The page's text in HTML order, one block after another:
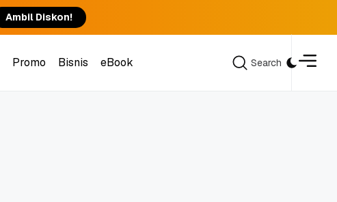
Ambil Diskon!
Promo
Bisnis
eBook
Search